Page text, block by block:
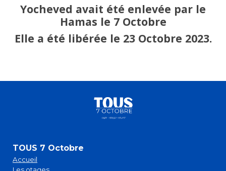
Yocheved avait été enlevée par le
Hamas le 7 Octobre
Elle a été libérée le 23 Octobre 2023.
TOUS 7 Octobre
Accueil